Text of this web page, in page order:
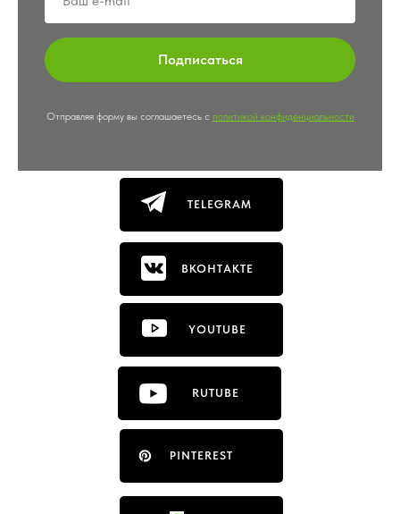
Подписаться
Отправляя форму вы соглашаетесь с политикой конфиденциальности
TELEGRAM
PINTEREST
YOUTUBE
ВКОНТАКТЕ
RUTUBE